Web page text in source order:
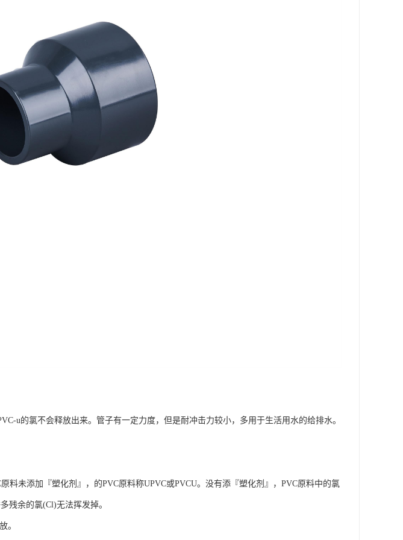
u的氯不会释放出来。管子有一定力度，但是耐冲击力较小，多用于生活用水的给排水。
料未添加『塑化剂』，的PVC原料称UPVC或PVCU。没有添『塑化剂』，PVC原料中的氯
残余的氯(Cl)无法挥发掉。
。